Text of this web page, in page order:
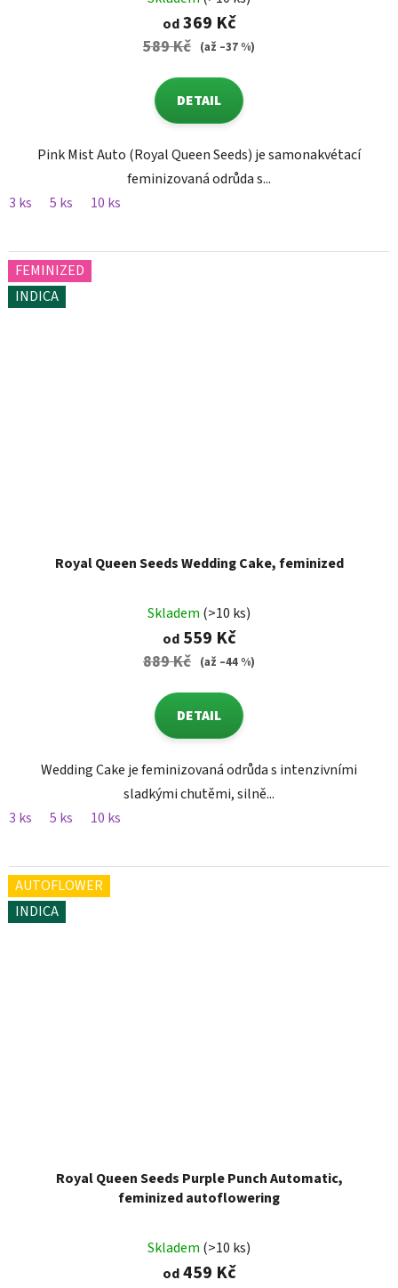
od369 Kč
589 Kč (až –37 %)
DETAIL
Pink Mist Auto (Royal Queen Seeds) je samonakvétací
feminizovaná odrůda s...
3 ks
5 ks 10 ks
FEMINIZED
INDICA
Royal Queen Seeds Wedding Cake, feminized
Skladem (>10 ks)
od559 Kč
889 Kč (až –44 %)
DETAIL
Wedding Cake je feminizovaná odrůda s intenzivními
sladkými chutěmi, silně...
3 ks
5 ks 10 ks
AUTOFLOWER
INDICA
Royal Queen Seeds Purple Punch Automatic,
feminized autoflowering
Skladem (>10 ks)
od459 Kč